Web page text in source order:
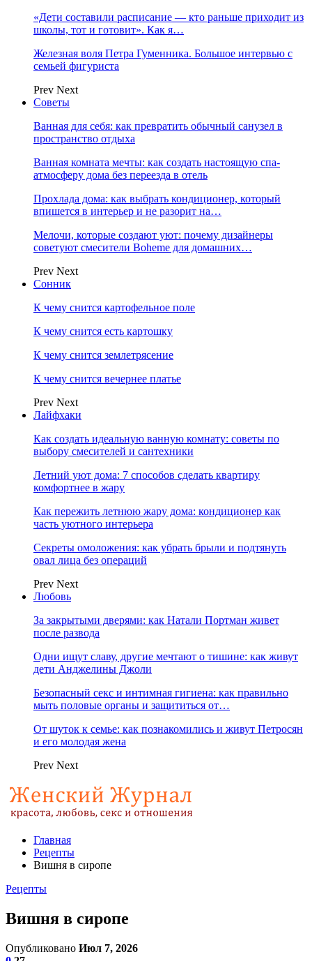
«Дети составили расписание — кто раньше приходит из
школы, тот и готовит». Как я…
Железная воля Петра Гуменника. Большое интервью с
семьей фигуриста
Prev Next
Советы
Ванная для себя: как превратить обычный санузел в
пространство отдыха
Ванная комната мечты: как создать настоящую спа-
атмосферу дома без переезда в отель
Прохлада дома: как выбрать кондиционер, который
впишется в интерьер и не разорит на…
Мелочи, которые создают уют: почему дизайнеры
советуют смесители Boheme для домашних…
Prev Next
Сонник
К чему снится картофельное поле
К чему снится есть картошку
К чему снится землетрясение
К чему снится вечернее платье
Prev Next
Лайфхаки
Как создать идеальную ванную комнату: советы по
выбору смесителей и сантехники
Летний уют дома: 7 способов сделать квартиру
комфортнее в жару
Как пережить летнюю жару дома: кондиционер как
часть уютного интерьера
Секреты омоложения: как убрать брыли и подтянуть
овал лица без операций
Prev Next
Любовь
За закрытыми дверями: как Натали Портман живет
после развода
Одни ищут славу, другие мечтают о тишине: как живут
дети Анджелины Джоли
Безопасный секс и интимная гигиена: как правильно
мыть половые органы и защититься от…
От шуток к семье: как познакомились и живут Петросян
и его молодая жена
Prev Next
Главная
Рецепты
Вишня в сиропе
Рецепты
Вишня в сиропе
Опубликовано Июл 7, 2026